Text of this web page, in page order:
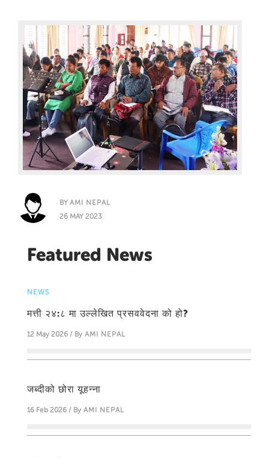
BY AMI NEPAL
26 MAY 2023
Featured News
NEWS
मत्ती २४:८ मा उल्लेखित प्रसववेदना को हो?
12 May 2026 / By AMI NEPAL
जब्दीको छोरा यूहन्‍ना
16 Feb 2026 / By AMI NEPAL